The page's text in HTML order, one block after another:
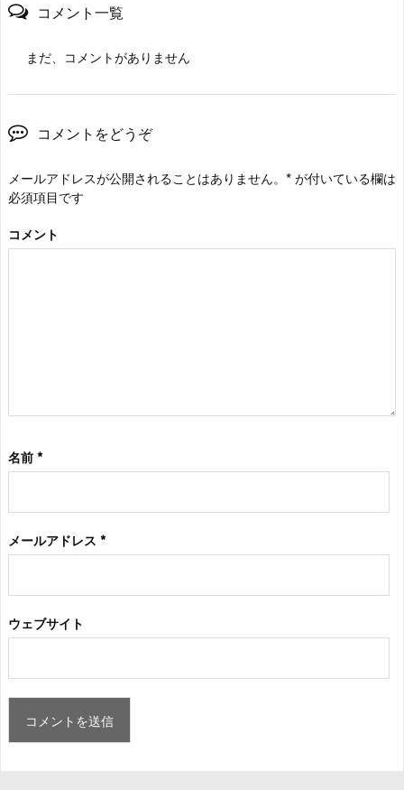
コメント一覧
まだ、コメントがありません
コメントをどうぞ
メールアドレスが公開されることはありません。 * が付いている欄は
必須項目です
コメント
名前 *
メールアドレス *
ウェブサイト